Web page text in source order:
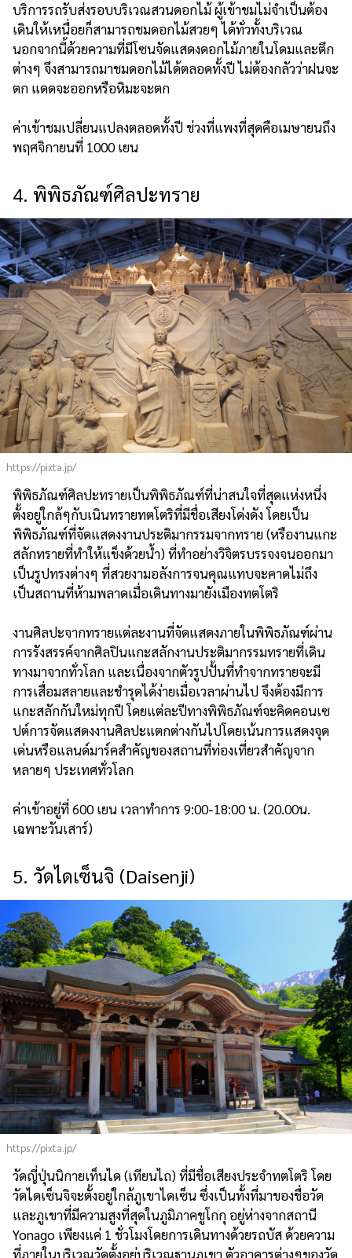
บริการรถรับส่งรอบบริเวณสวนดอกไม้ ผู้เข้าชมไม่จำเป็นต้อง
เดินให้เหนื่อยก็สามารถชมดอกไม้สวยๆ ได้ทั่วทั้งบริเวณ
นอกจากนี้ด้วยความที่มีโซนจัดแสดงดอกไม้ภายในโดมและตึก
ต่างๆ จึงสามารถมาชมดอกไม้ได้ตลอดทั้งปี ไม่ต้องกลัวว่าฝนจะ
ตก แดดจะออกหรือหิมะจะตก
ค่าเข้าชมเปลี่ยนแปลงตลอดทั้งปี ช่วงที่แพงที่สุดคือเมษายนถึง
พฤศจิกายนที่ 1000 เยน
4. พิพิธภัณฑ์ศิลปะทราย
https://pixta.jp/
พิพิธภัณฑ์ศิลปะทรายเป็นพิพิธภัณฑ์ที่น่าสนใจที่สุดแห่งหนึ่ง
ตั้งอยู่ใกล้ๆกับเนินทรายทตโตริที่มีชื่อเสียงโด่งดัง โดยเป็น
พิพิธภัณฑ์ที่จัดแสดงงานประติมากรรมจากทราย (หรืองานแกะ
สลักทรายที่ทำให้แข็งด้วยน้ำ) ที่ทำอย่างวิจิตรบรรจงจนออกมา
เป็นรูปทรงต่างๆ ที่สวยงามอลังการจนคุณแทบจะคาดไม่ถึง
เป็นสถานที่ห้ามพลาดเมื่อเดินทางมายังเมืองทตโตริ
งานศิลปะจากทรายแต่ละงานที่จัดแสดงภายในพิพิธภัณฑ์ผ่าน
การรังสรรค์จากศิลปินแกะสลักงานประติมากรรมทรายที่เดิน
ทางมาจากทั่วโลก และเนื่องจากตัวรูปปั้นที่ทำจากทรายจะมี
การเสื่อมสลายและชำรุดได้ง่ายเมื่อเวลาผ่านไป จึงต้องมีการ
แกะสลักกันใหม่ทุกปี โดยแต่ละปีทางพิพิธภัณฑ์จะคิดคอนเซ
ปต์การจัดแสดงงานศิลปะแตกต่างกันไปโดยเน้นการแสดงจุด
เด่นหรือแลนด์มาร์คสำคัญของสถานที่ท่องเที่ยวสำคัญจาก
หลายๆ ประเทศทั่วโลก
ค่าเข้าอยู่ที่ 600 เยน เวลาทำการ 9:00-18:00 น. (20.00น.
เฉพาะวันเสาร์)
5. วัดไดเซ็นจิ (Daisenji)
https://pixta.jp/
วัดญี่ปุ่นนิกายเท็นได (เทียนไถ) ที่มีชื่อเสียงประจำทตโตริ โดย
วัดไดเซ็นจิจะตั้งอยู่ใกล้ภูเขาไดเซ็น ซึ่งเป็นทั้งที่มาของชื่อวัด
และภูเขาที่มีความสูงที่สุดในภูมิภาคชูโกกุ อยู่ห่างจากสถานี
Yonago เพียงแค่ 1 ชั่วโมงโดยการเดินทางด้วยรถบัส ด้วยความ
ที่ภายในบริเวณวัดตั้งอยู่บริเวณฐานภูเขา ตัวอาคารต่างๆของวัด